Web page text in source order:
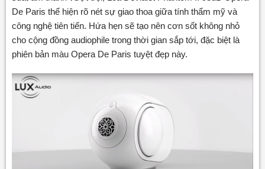
De Paris thể hiện rõ nét sự giao thoa giữa tính thẩm mỹ và
công nghệ tiên tiến. Hứa hẹn sẽ tạo nên cơn sốt không nhỏ
cho cộng đồng audiophile trong thời gian sắp tới, đặc biệt là
phiên bản màu Opera De Paris tuyệt đẹp này.